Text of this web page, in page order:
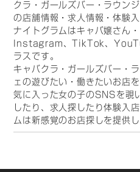
クラ・ガールズバー・ラウン
の店舗情報・求人情報・体験
ナイトグラムはキャバ嬢さん
Instagram、TikTok、
ラスです。
キャバクラ・ガールズバー・
ェの遊びたい・働きたいお店
気に入った女の子のSNSを覗
したり、求人探したり体験入
ムは新感覚のお店探しを提供